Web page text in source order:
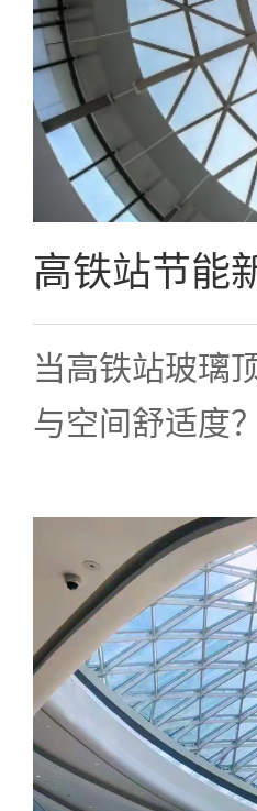
当高铁站玻璃
与空间舒适度
将解析这项技
等方面的突破